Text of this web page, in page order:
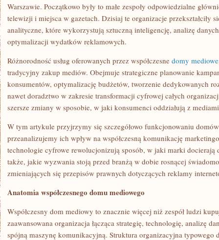
Warszawie. Początkowo były to małe zespoły odpowiedzialne
telewizji i miejsca w gazetach. Dzisiaj te organizacje przekształciły
analityczne, które wykorzystują sztuczną inteligencję, analizę
optymalizacji wydatków reklamowych.
Różnorodność usług oferowanych przez współczesne domy mediowe
tradycyjny zakup mediów. Obejmuje strategiczne planowanie
konsumentów, optymalizację budżetów, tworzenie dedykowanych
nawet doradztwo w zakresie transformacji cyfrowej całych
szersze zmiany w sposobie, w jaki konsumenci oddziałują z
W tym artykule przyjrzymy się szczegółowo funkcjonowaniu
przeanalizujemy ich wpływ na współczesną komunikację
technologie cyfrowe rewolucjonizują sposób, w jaki marki
także, jakie wyzwania stoją przed branżą w dobie rosnącej
zmieniających się przepisów prawnych dotyczących reklamy
Anatomia współczesnego domu mediowego
Współczesny dom mediowy to znacznie więcej niż zespół ludzi
zaawansowana organizacja łącząca strategię, technologię, analizę
spójną maszynę komunikacyjną. Struktura organizacyjna typowego